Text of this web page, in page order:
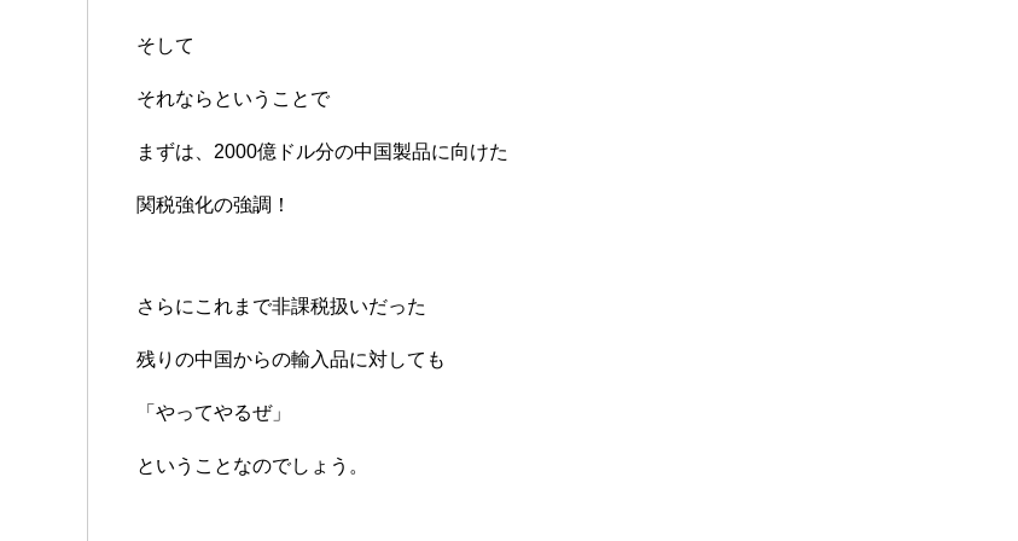
そして
それならということで
まずは、2000億ドル分の中国製品に向けた
関税強化の強調！
さらにこれまで非課税扱いだった
残りの中国からの輸入品に対しても
「やってやるぜ」
ということなのでしょう。